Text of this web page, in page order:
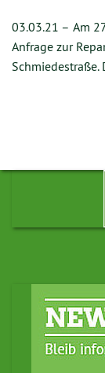
03.03.21 – Am
Anfrage zur